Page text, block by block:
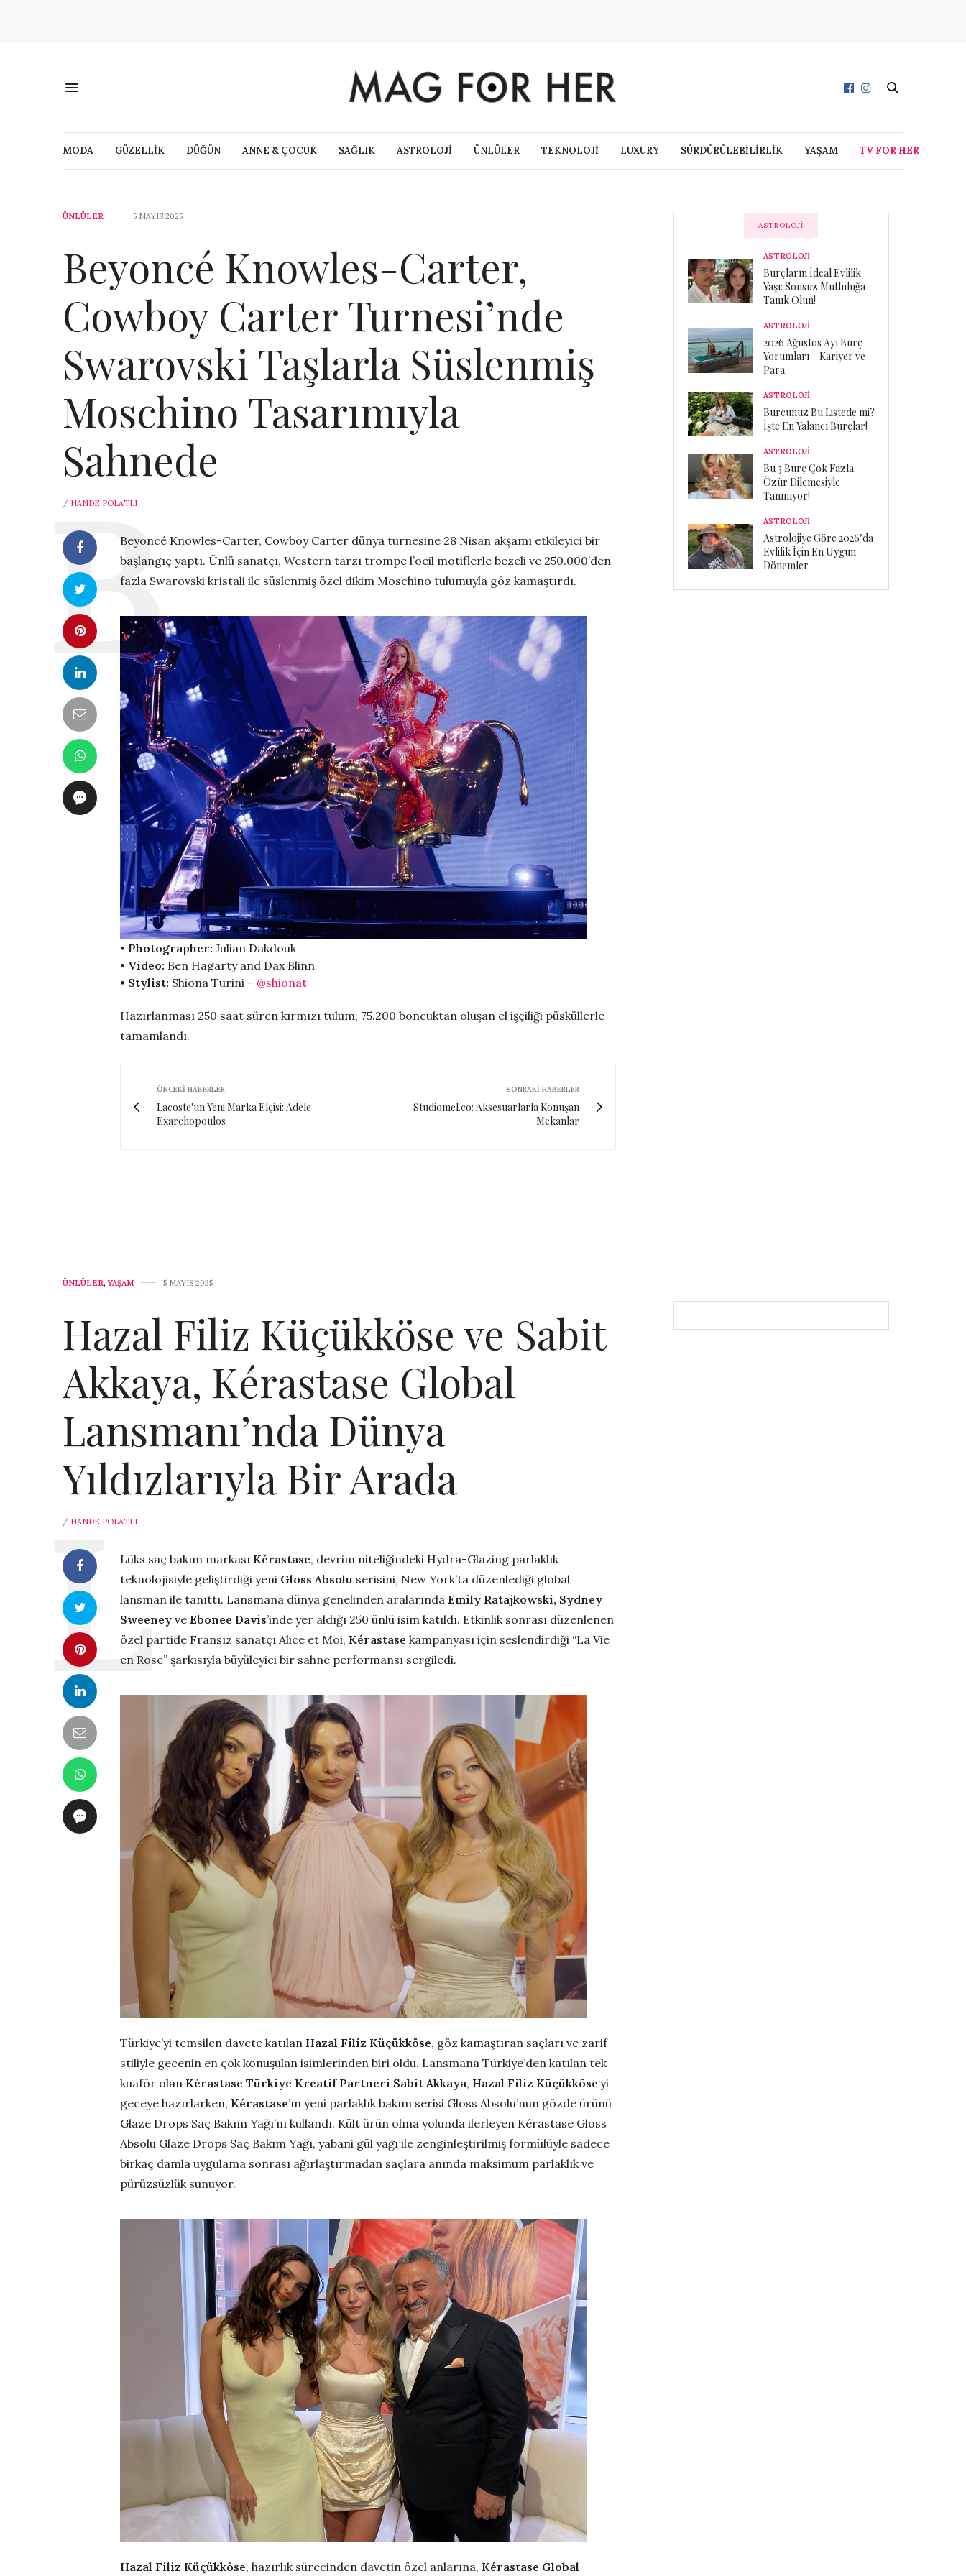
MODA GÜZELLİK DÜĞÜN ANNE & ÇOCUK SAĞLIK ASTROLOJİ ÜNLÜLER TEKNOLOJİ LUXURY SÜRDÜRÜLEBİLİRLİK YAŞAM TV FOR HER
ÜNLÜLER 5 MAYIS 2025
Beyoncé Knowles-Carter,
Cowboy Carter Turnesi’nde
Swarovski Taşlarla Süslenmiş
Moschino Tasarımıyla
Sahnede
/ HANDE POLATLI
Beyoncé Knowles-Carter, Cowboy Carter dünya turnesine 28 Nisan akşamı etkileyici bir
başlangıç yaptı. Ünlü sanatçı, Western tarzı trompe l’oeil motiflerle bezeli ve 250.000’den
fazla Swarovski kristali ile süslenmiş özel dikim Moschino tulumuyla göz kamaştırdı.
• Photographer: Julian Dakdouk
• Video: Ben Hagarty and Dax Blinn
• Stylist: Shiona Turini – @shionat
Hazırlanması 250 saat süren kırmızı tulum, 75.200 boncuktan oluşan el işçiliği püsküllerle
tamamlandı.
ÖNCEKI HABERLER
Lacoste'un Yeni Marka Elçisi: Adele
Exarchopoulos
SONRAKI HABERLER
Studiomel.co: Aksesuarlarla Konuşan
Mekanlar
ASTROLOJI
ASTROLOJİ
Burçların İdeal Evlilik
Yaşı: Sonsuz Mutluluğa
Tanık Olun!
ASTROLOJİ
2026 Ağustos Ayı Burç
Yorumları – Kariyer ve
Para
ASTROLOJİ
Burcunuz Bu Listede mi?
İşte En Yalancı Burçlar!
ASTROLOJİ
Bu 3 Burç Çok Fazla
Özür Dilemesiyle
Tanınıyor!
ASTROLOJİ
Astrolojiye Göre 2026’da
Evlilik İçin En Uygun
Dönemler
ÜNLÜLER, YAŞAM 5 MAYIS 2025
Hazal Filiz Küçükköse ve Sabit
Akkaya, Kérastase Global
Lansmanı’nda Dünya
Yıldızlarıyla Bir Arada
/ HANDE POLATLI
Lüks saç bakım markası Kérastase, devrim niteliğindeki Hydra-Glazing parlaklık
teknolojisiyle geliştirdiği yeni Gloss Absolu serisini, New York’ta düzenlediği global
lansman ile tanıttı. Lansmana dünya genelinden aralarında Emily Ratajkowski, Sydney
Sweeney ve Ebonee Davis’inde yer aldığı 250 ünlü isim katıldı. Etkinlik sonrası düzenlenen
özel partide Fransız sanatçı Alice et Moi, Kérastase kampanyası için seslendirdiği “La Vie
en Rose” şarkısıyla büyüleyici bir sahne performansı sergiledi.
Türkiye’yi temsilen davete katılan Hazal Filiz Küçükköse, göz kamaştıran saçları ve zarif
stiliyle gecenin en çok konuşulan isimlerinden biri oldu. Lansmana Türkiye’den katılan tek
kuaför olan Kérastase Türkiye Kreatif Partneri Sabit Akkaya, Hazal Filiz Küçükköse‘yi
geceye hazırlarken, Kérastase’ın yeni parlaklık bakım serisi Gloss Absolu’nun gözde ürünü
Glaze Drops Saç Bakım Yağı’nı kullandı. Kült ürün olma yolunda ilerleyen Kérastase Gloss
Absolu Glaze Drops Saç Bakım Yağı, yabani gül yağı ile zenginleştirilmiş formülüyle sadece
birkaç damla uygulama sonrası ağırlaştırmadan saçlara anında maksimum parlaklık ve
pürüzsüzlük sunuyor.
Hazal Filiz Küçükköse, hazırlık sürecinden davetin özel anlarına, Kérastase Global